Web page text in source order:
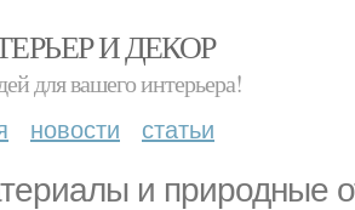
И ДЕКОР
для вашего интерьера!
новости статьи
и природные